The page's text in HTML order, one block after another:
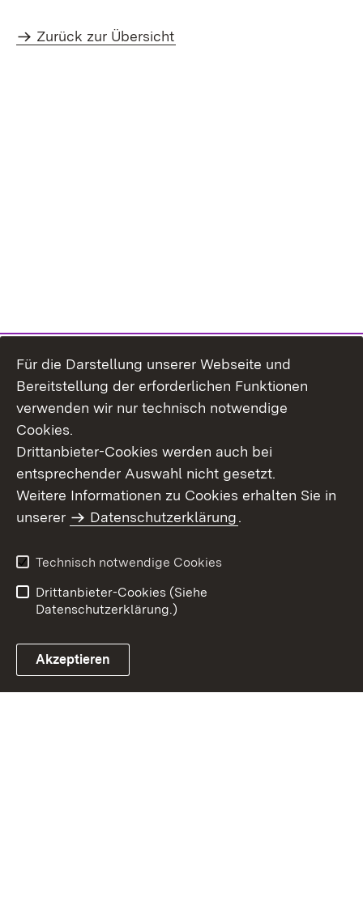
Zurück zur Übersicht
Benutzungshinweise
Erklärung zur
Für die Darstellung unserer Webseite und
Bereitstellung der erforderlichen Funktionen
verwenden wir nur technisch notwendige
Cookies.
Drittanbieter-Cookies werden auch bei
entsprechender Auswahl nicht gesetzt.
Weitere Informationen zu Cookies erhalten Sie in
unserer
Datenschutzerklärung.
Technisch notwendige Cookies
Drittanbieter-Cookies (Siehe
Datenschutzerklärung.)
Akzeptieren